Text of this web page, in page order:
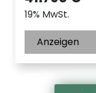
19% MwSt.
Anzeigen